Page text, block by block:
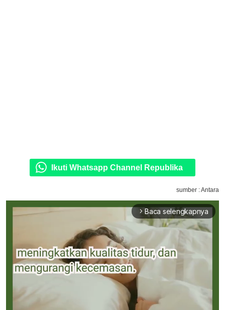
Ikuti Whatsapp Channel Republika
sumber : Antara
arrow_forward_ios Baca selengkapnya